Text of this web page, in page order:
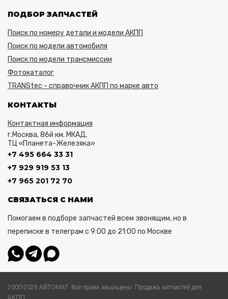
ПОДБОР ЗАПЧАСТЕЙ
Поиск по номеру детали и модели АКПП
Поиск по модели автомобиля
Поиск по модели трансмиссии
Фотокаталог
TRANStec - справочник АКПП по марке авто
КОНТАКТЫ
Контактная информация
г.Москва, 86й км. МКАД,
ТЦ «Планета-Железяка»
+7 495 664 33 31
+7 929 919 53 13
+7 965 201 72 70
СВЯЗАТЬСЯ С НАМИ
Помогаем в подборе запчастей всем звонящим, но в
переписке в телеграм с 9:00 до 21:00 по Москве
2000-2026 АВТОМАТ. Все права защищены. Продажа запчастей для
АКПП.